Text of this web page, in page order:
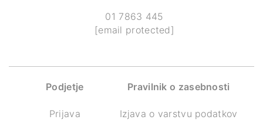
01 7863 445
[email protected]
Podjetje
Prijava
Pravilnik o zasebnosti
Izjava o varstvu podatkov